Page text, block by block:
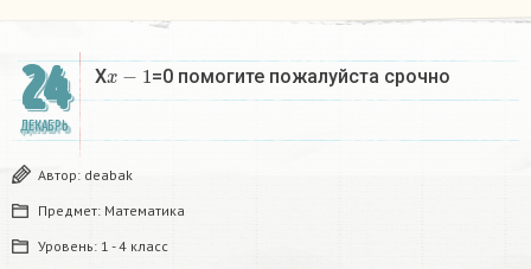
24
ДЕКАБРЬ
Xx−1 =0 помогите пожалуйста срочно
Автор: deabak
Предмет: Математика
Уровень: 1 - 4 класс